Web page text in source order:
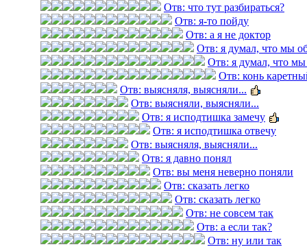
Отв: что тут разбираться?
Отв: я-то пойду
Отв: а я не доктор
Отв: я думал, что мы
Отв: я думал, что
Отв: конь
Отв: выясняля, выясняли...
Отв: выясняли, выясняли...
Отв: я исподтишка замечу
Отв: я исподтишка отвечу
Отв: выясняля, выясняли...
Отв: я давно понял
Отв: вы меня неверно поняли
Отв: сказать легко
Отв: сказать легко
Отв: не совсем так
Отв: а если так?
Отв: ну или так